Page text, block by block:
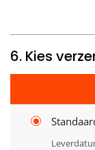
6. Kies